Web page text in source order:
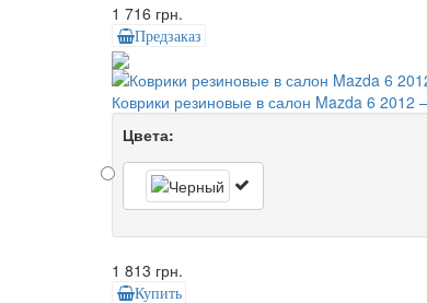
1 716 грн.
Предзаказ
Коврики резиновые в салон Mazda 6 2012
Цвета:
1 813 грн.
Купить